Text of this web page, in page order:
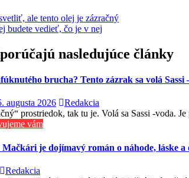
ale tento olej je zázračný
budete vedieť, čo je v nej
nasledujúce články
brucha? Tento zázrak sa volá Sassi
augusta 2026
Redakcia
prostriedok, tak tu je. Volá sa Sassi -voda.
vám
je dojímavý román o náhode, láske a
Redakcia